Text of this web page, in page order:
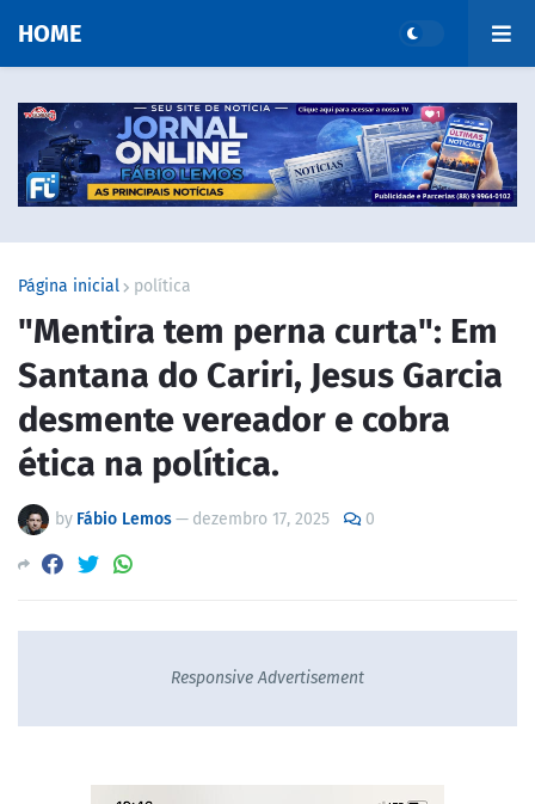
HOME
Página inicial política
"Mentira tem perna curta": Em
Santana do Cariri, Jesus Garcia
desmente vereador e cobra
ética na política.
by Fábio Lemos— dezembro 17, 2025 0
Responsive Advertisement